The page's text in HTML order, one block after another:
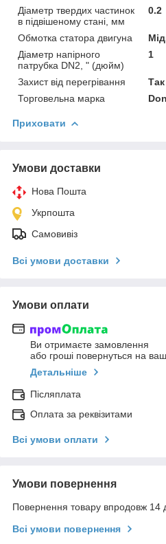
Діаметр твердих частинок
в підвішеному стані, мм
0.2
Обмотка статора двигуна
Діаметр напірного
патрубка DN2, " (дюйм)
1
Захист від перегрівання
Так
Торговельна марка
Приховати
Умови доставки
Нова Пошта
Укрпошта
Самовивіз
Всі умови доставки
Умови оплати
Ви отримаєте замовлення
або гроші повернуться на
Детальніше
Післяплата
Оплата за реквізитами
Всі умови оплати
Умови повернення
Повернення товару впродовж 14
Всі умови повернення